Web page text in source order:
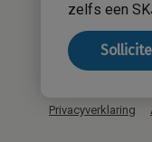
zelfs een
Privacyverklaring